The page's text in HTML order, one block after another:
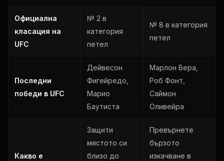
Официална
класация на
UFC
№ 2 в
категория
петел
№ 8 в категория
петел
Последни
победи в UFC
Дейвесон
Фигейредо,
Марио
Баутиста
Марлон Вера,
Роб Фонт,
Саймон
Оливейра
Какво е
Защити
мястото си
близо до
Превърнете
бързото
изкачване в